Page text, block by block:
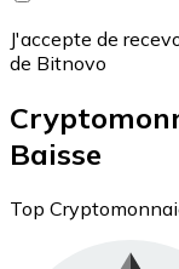
J'accepte de
de Bitnovo
Baisse
Top